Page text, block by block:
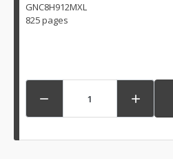
GNC8H912MXL
825 pages
 